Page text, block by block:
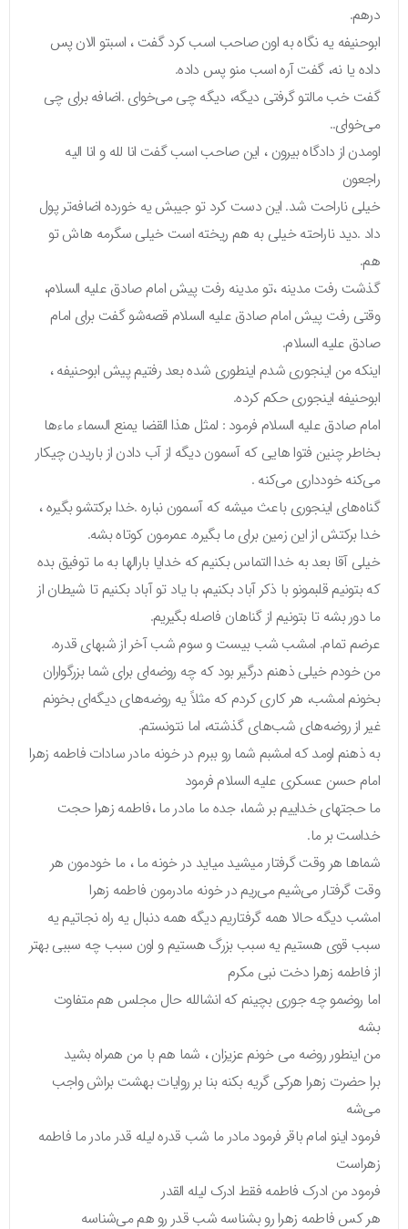
درهم.
ابوحنیفه یه نگاه به اون صاحب اسب کرد گفت ، اسبتو الان پس
داده یا نه، گفت آره اسب منو پس داده.
گفت خب مالتو گرفتی دیگه، دیگه چی می‌خوای .اضافه برای چی
می‌خوای..
اومدن از دادگاه بیرون ، این صاحب اسب گفت انا لله و انا الیه
راجعون
خیلی ناراحت شد. این دست کرد تو جیبش یه خورده اضافه‌تر پول
داد .دید ناراحته خیلی به هم ریخته است خیلی سگرمه هاش تو
هم.
گذشت رفت مدینه ،تو مدینه رفت پیش امام صادق علیه السلام،
وقتی رفت پیش امام صادق علیه السلام قصه‌شو گفت برای امام
صادق علیه السلام.
اینکه من اینجوری شدم اینطوری شده بعد رفتیم پیش ابوحنیفه ،
ابوحنیفه اینجوری حکم کرده.
امام صادق علیه السلام فرمود : لمثل هذا القضا یمنع السماء ماءها
بخاطر چنین فتوا هایی که آسمون دیگه از آب دادن از باریدن چیکار
می‌کنه خودداری می‌کنه .
گناه‌های اینجوری باعث میشه که آسمون نباره .خدا برکتشو بگیره ،
خدا برکتش از این زمین برای ما بگیره. عمرمون کوتاه بشه.
خیلی آقا بعد به خدا التماس بکنیم که خدایا بارالها به ما توفیق بده
که بتونیم قلبمونو با ذکر آباد بکنیم، با یاد تو آباد بکنیم تا شیطان از
ما دور بشه تا بتونیم از گناهان فاصله بگیریم.
عرضم تمام. امشب شب بیست و سوم شب آخر از شبهای قدره.
من خودم خیلی ذهنم درگیر بود که چه روضه‌ای برای شما بزرگواران
بخونم امشب، هر کاری کردم که مثلاً یه روضه‌های دیگه‌ای بخونم
غیر از روضه‌های شب‌های گذشته، اما نتونستم.
به ذهنم اومد که امشبم شما رو ببرم در خونه مادر سادات فاطمه زهرا
امام حسن عسکری علیه السلام فرمود
ما حجتهای خداییم بر شما، جده ما مادر ما ،فاطمه زهرا حجت
خداست بر ما.
شماها هر وقت گرفتار میشید میاید در خونه ما ، ما خودمون هر
وقت گرفتار می‌شیم می‌ریم در خونه مادرمون فاطمه زهرا
امشب دیگه حالا همه گرفتاریم دیگه همه دنبال یه راه نجاتیم یه
سبب قوی هستیم یه سبب بزرگ هستیم و اون سبب چه سببی بهتر
از فاطمه زهرا دخت نبی مکرم
اما روضمو چه جوری بچینم که انشالله حال مجلس هم متفاوت
بشه
من اینطور روضه می خونم عزیزان ، شما هم با من همراه بشید
برا حضرت زهرا هرکی گریه بکنه بنا بر روایات بهشت براش واجب
می‌شه
فرمود اینو امام باقر فرمود مادر ما شب قدره لیله قدر مادر ما فاطمه
زهراست
فرمود من ادرک فاطمه فقط ادرک لیله القدر
هر کس فاطمه زهرا رو بشناسه شب قدر رو هم می‌شناسه